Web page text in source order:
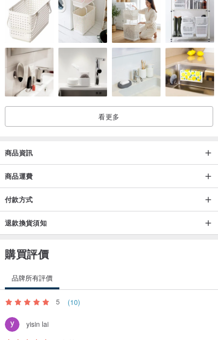
有任何疑問歡迎私訊詢問喔！
看更多
商品資訊
商品運費
付款方式
退款換貨須知
購買評價
品牌所有評價
5 (10)
yisin lai